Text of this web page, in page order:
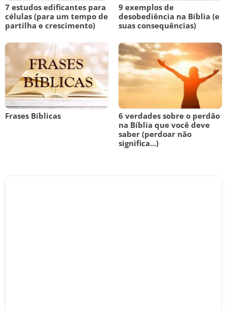
7 estudos edificantes para
células (para um tempo de
partilha e crescimento)
9 exemplos de
desobediência na Bíblia (e
suas consequências)
Frases Bíblicas
6 verdades sobre o perdão
na Bíblia que você deve
saber (perdoar não
significa...)